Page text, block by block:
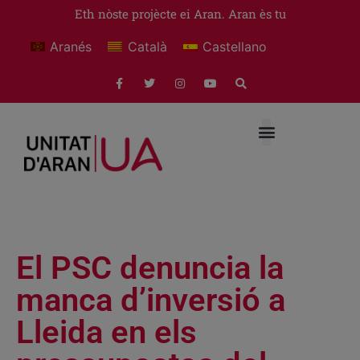
Eth nòste projècte ei Aran. Aran ès tu
Aranés Català Castellano
El PSC denuncia la
manca d’inversió a
Lleida en els